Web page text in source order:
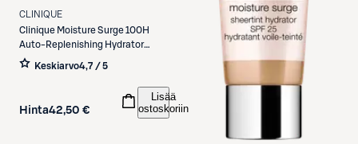
CLINIQUE
Clinique Moisture Surge 100H
Auto-Replenishing Hydrator
kasvovoide 50 ml
Keskiarvo4,7 / 5
Hinta42,50 €
Lisää
ostoskoriin